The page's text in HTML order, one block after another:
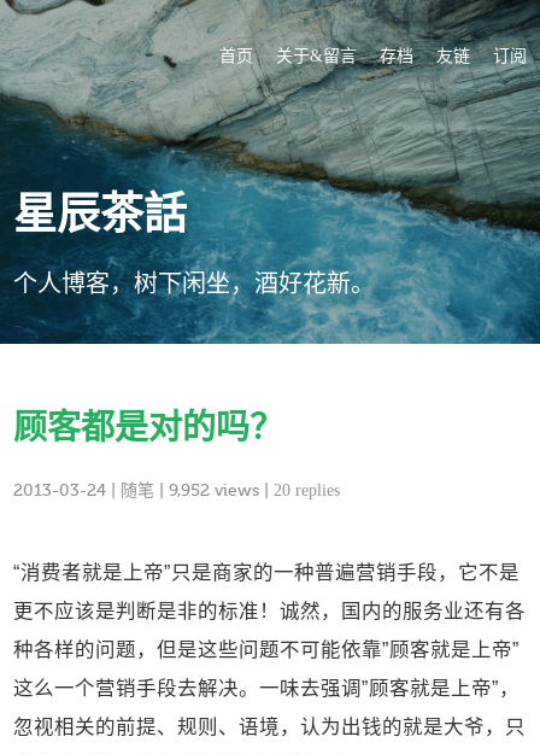
首页 关于&留言 存档 友链 订阅
星辰茶話
个人博客，树下闲坐，酒好花新。
顾客都是对的吗？
2013-03-24 随笔 | 9,952 views |20 replies
“消费者就是上帝”只是商家的一种普遍营销手段，它不是
更不应该是判断是非的标准！诚然，国内的服务业还有各
种各样的问题，但是这些问题不可能依靠”顾客就是上帝”
这么一个营销手段去解决。一味去强调”顾客就是上帝”，
忽视相关的前提、规则、语境，认为出钱的就是大爷，只